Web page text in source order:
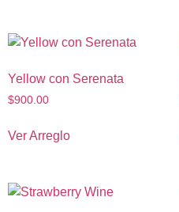
Yellow con Serenata
$900.00
Ver Arreglo